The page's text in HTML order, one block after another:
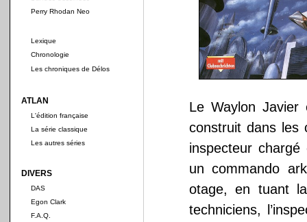
Perry Rhodan Neo
Lexique
Chronologie
Les chroniques de Délos
ATLAN
L'édition française
La série classique
Les autres séries
DIVERS
DAS
Egon Clark
F.A.Q.
Le Waylon Javier
construit dans les
inspecteur
un commando
otage, en tuant
techniciens,